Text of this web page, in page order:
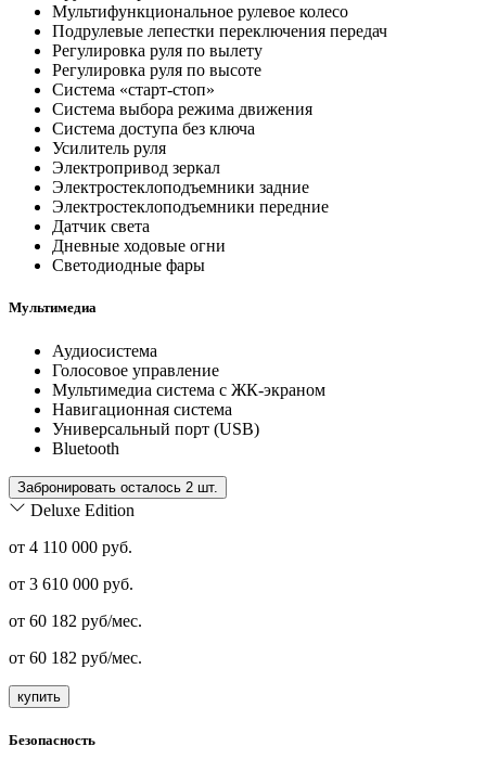
Мультифункциональное рулевое колесо
Подрулевые лепестки переключения передач
Регулировка руля по вылету
Регулировка руля по высоте
Система «старт-стоп»
Система выбора режима движения
Система доступа без ключа
Усилитель руля
Электропривод зеркал
Электростеклоподъемники задние
Электростеклоподъемники передние
Датчик света
Дневные ходовые огни
Светодиодные фары
Мультимедиа
Аудиосистема
Голосовое управление
Мультимедиа система с ЖК-экраном
Навигационная система
Универсальный порт (USB)
Bluetooth
Забронировать осталось 2 шт.
Deluxe Edition
от 4 110 000 руб.
от 3 610 000 руб.
от 60 182 руб/мес.
от 60 182 руб/мес.
купить
Безопасность